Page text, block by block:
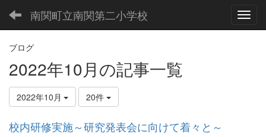
南関町立南関第二小学校
ブログ
2022年10月の記事一覧
2022年10月 20件
校内研修実施～研究発表会に向けて着々と～